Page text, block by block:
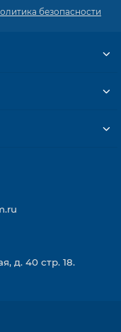
безопасности
д. 40 стр. 18.